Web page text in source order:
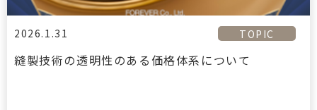
2026.1.31 TOPIC
縫製技術の透明性のある価格体系について